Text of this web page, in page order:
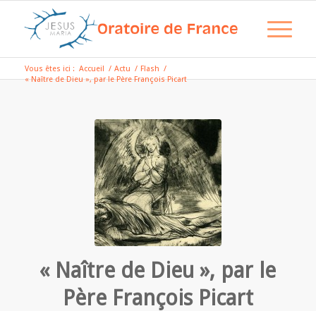
Vous êtes ici : Accueil / Actu / Flash /
« Naître de Dieu », par le Père François Picart
« Naître de Dieu », par le
Père François Picart